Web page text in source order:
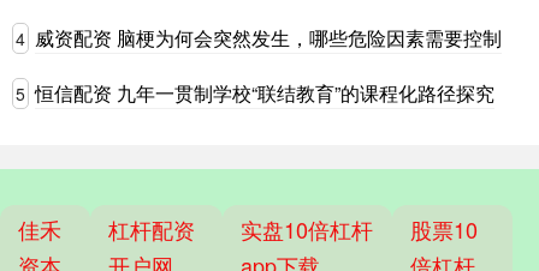
4 威资配资 脑梗为何会突然发生，哪些危险因素需要控制
5 恒信配资 九年一贯制学校“联结教育”的课程化路径探究
佳禾
杠杆配资
实盘10倍杠杆
股票10